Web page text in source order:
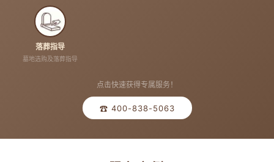
落葬指导
墓地选购及落葬指导
点击快速获得专属服务！
☎ 400-838-5063